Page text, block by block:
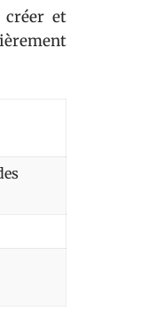
créer et